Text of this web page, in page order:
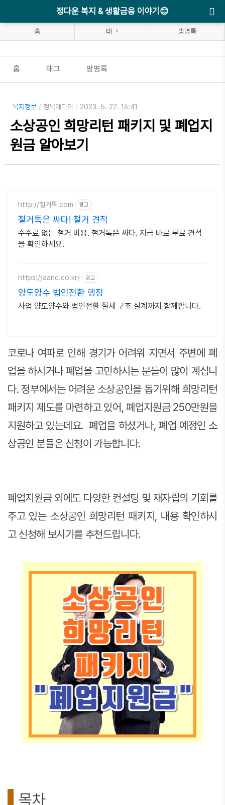
정다운 복지 & 생활금융 이야기😊
홈 태그 방명록
홈 태그 방명록
복지정보 / 정복에디터 / 2023. 5. 22. 16:41
소상공인 희망리턴 패키지 및 폐업지
원금 알아보기
http://철거톡.com 광고
철거톡은 싸다! 철거 견적
수수료 없는 철거 비용. 철거톡은 싸다. 지금 바로 무료 견적
을 확인하세요.
https://aanc.co.kr/ 광고
양도양수 법인전환 행정
사업 양도양수와 법인전환 절세 구조 설계까지 함께합니다.
코로나 여파로 인해 경기가 어려워 지면서 주변에 폐
업을 하시거나 폐업을 고민하시는 분들이 많이 계십니
다. 정부에서는 어려운 소상공인을 돕기위해 희망리턴
패키지 제도를 마련하고 있어, 폐업지원금 250만원을
지원하고 있는데요. 폐업을 하셨거나, 폐업 예정인 소
상공인 분들은 신청이 가능합니다.
폐업지원금 외에도 다양한 컨설팅 및 재자립의 기회를
주고 있는 소상공인 희망리턴 패키지, 내용 확인하시
고 신청해 보시기를 추천드립니다.
목차